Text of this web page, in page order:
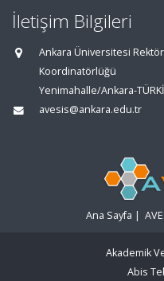
İletişim Bilgileri
Ankara Üniversitesi
Koordinatörlüğü
Yenimahalle/Ankara-
avesis@ankara.edu.tr
Ana Sayfa |
Akademik
Abis